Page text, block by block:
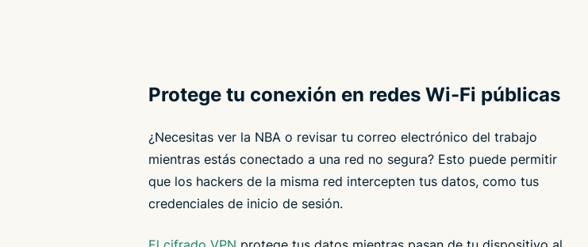
Protege tu conexión en redes Wi-Fi públicas
¿Necesitas ver la NBA o revisar tu correo electrónico del trabajo
mientras estás conectado a una red no segura? Esto puede permitir
que los hackers de la misma red intercepten tus datos, como tus
credenciales de inicio de sesión.